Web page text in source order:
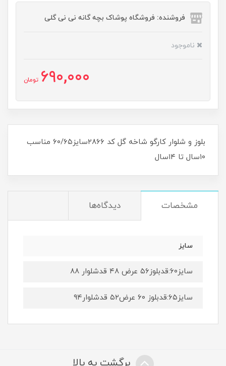
فروشنده: فروشگاه پوشاک بچه گانه نی نی گلی
ناموجود
690,000 تومان
بلوز و شلوار کارگو شاخه گل کد ۲۸۶۶سایز۶۰/۶۵ مناسب
۱۰سال تا ۱۴سال
مشخصات دیدگاه‌ها
سایز
سایز۶۰:قدبلوز۵۶ عرض ۴۸ قدشلوار ۸۸
سایز۶۵:قدبلوز ۶۰ عرض۵۲ قدشلوار۹۴
برگشت به بالا